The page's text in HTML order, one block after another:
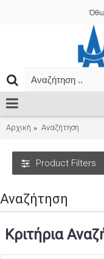
Αρχική Αναζήτηση
Product Filters
Αναζήτηση
Κριτήρια